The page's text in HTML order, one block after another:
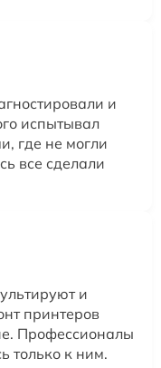
и
испытывал
где не могли
все сделали
и
принтеров
Профессионалы
только к ним.